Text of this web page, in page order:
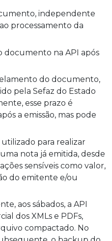
independente
processamento da
documento na API após
do documento,
pela Sefaz do Estado
esse prazo é
a emissão, mas pode
utilizado para realizar
nota já emitida, desde
sensíveis como valor,
do emitente e/ou
aos sábados, a API
dos XMLs e PDFs,
compactado. No